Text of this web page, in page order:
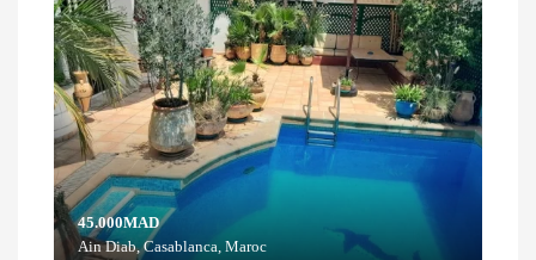
45.000MAD
Ain Diab, Casablanca, Maroc